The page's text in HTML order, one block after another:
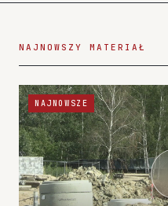
NAJNOWSZY MATERIAŁ
NAJNOWSZE